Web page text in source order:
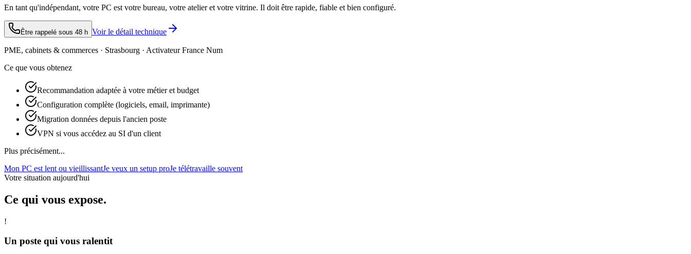
En tant qu'indépendant, votre PC est votre bureau, votre atelier et votre vitrine. Il doit être rapide, fiable et bien configuré.
Être rappelé sous 48 h Voir le détail technique
PME, cabinets & commerces · Strasbourg · Activateur France Num
Ce que vous obtenez
Recommandation adaptée à votre métier et budget
Configuration complète (logiciels, email, imprimante)
Migration données depuis l'ancien poste
VPN si vous accédez au SI d'un client
Plus précisément...
Mon PC est lent ou vieillissantJe veux un setup proJe télétravaille souvent
Votre situation aujourd'hui
Ce qui vous expose.
!
Un poste qui vous ralentit